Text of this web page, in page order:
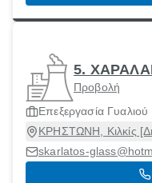
5.
Προβολή
Επεξεργασία Γυαλιού
ΚΡΗΣΤΩΝΗ, Κιλκίς
skarlatos-